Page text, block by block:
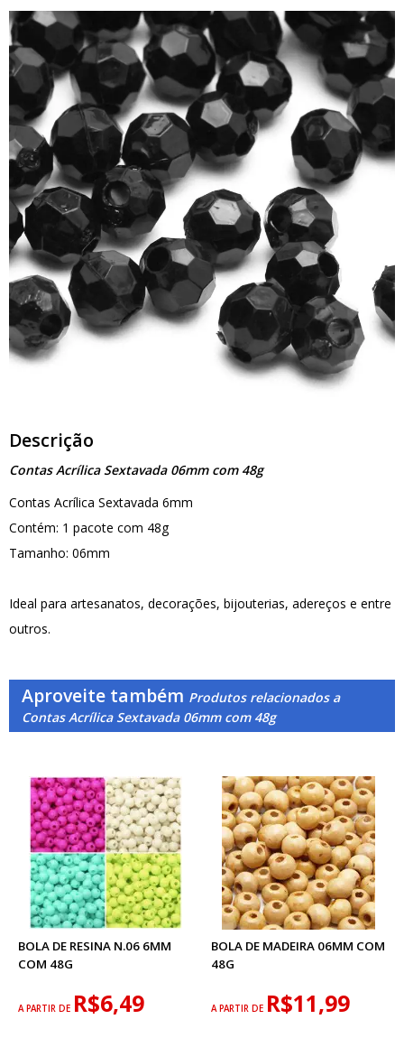
Descrição
Contas Acrílica Sextavada 06mm com 48g
Contas Acrílica Sextavada 6mm
Contém: 1 pacote com 48g
Tamanho: 06mm
Ideal para artesanatos, decorações, bijouterias, adereços e entre
outros.
Aproveite também Produtos relacionados a
Contas Acrílica Sextavada 06mm com 48g
BOLA DE RESINA N.06 6MM
COM 48G
A PARTIR DE R$6,49
BOLA DE MADEIRA 06MM COM
48G
A PARTIR DE R$11,99